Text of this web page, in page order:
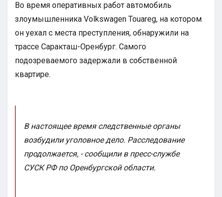
Во время оперативных работ автомобиль
злоумышленника Volkswagen Touareg, на котором
он уехал с места преступления, обнаружили на
трассе Саракташ-Оренбург. Самого
подозреваемого задержали в собственной
квартире.
В настоящее время следственные органы
возбудили уголовное дело. Расследование
продолжается, - сообщили в пресс-службе
СУСК РФ по Оренбургской области.